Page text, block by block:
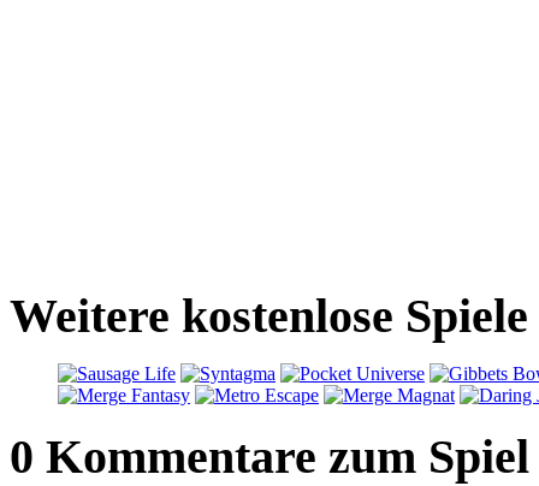
Weitere kostenlose
0 Kommentare zum Spiel